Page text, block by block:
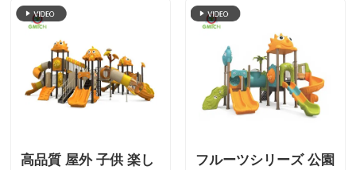
高品質 屋外 子供 楽し
フルーツシリーズ 公園